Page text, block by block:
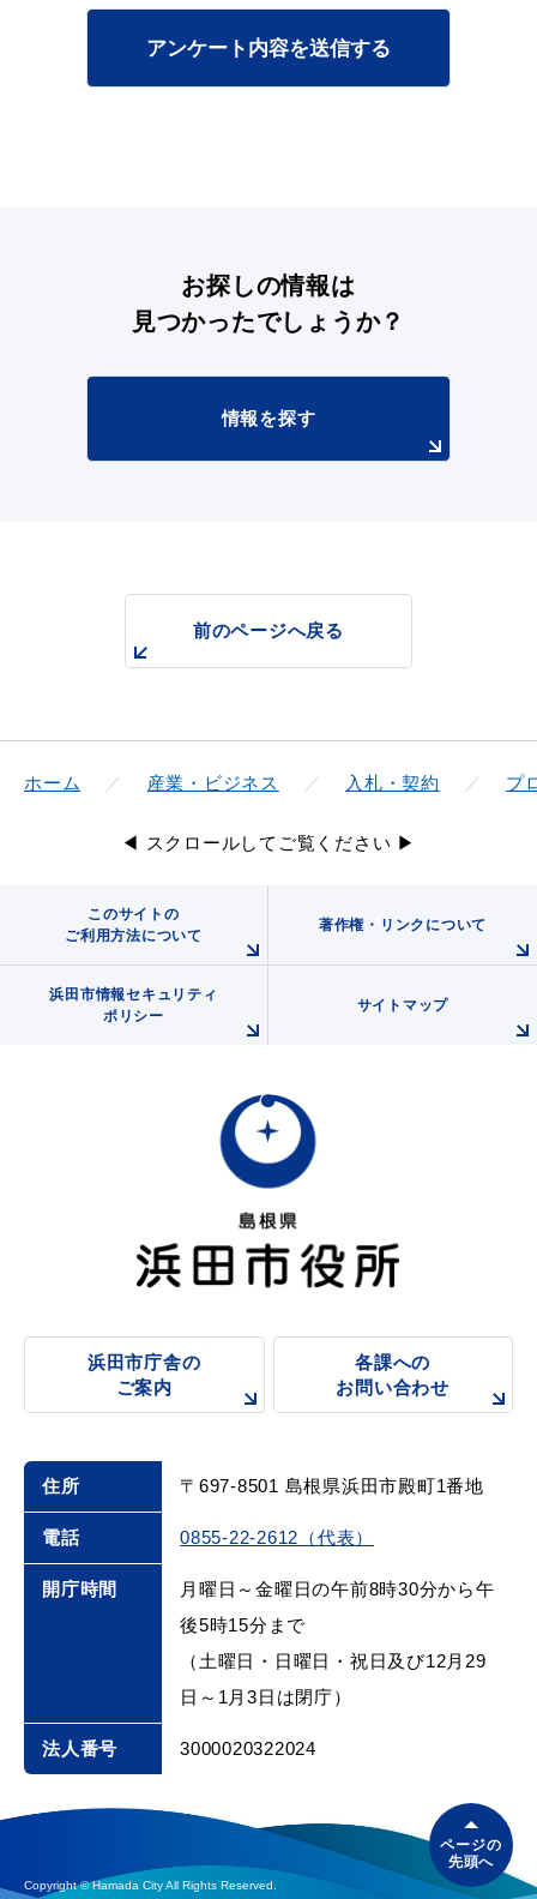
アンケート内容を送信する
お探しの情報は
見つかったでしょうか？
情報を探す
前のページへ戻る
ホーム 産業・ビジネス 入札・契約 プ
◀ スクロールしてご覧ください ▶
このサイトの
ご利用方法について
著作権・リンクについて
浜田市情報セキュリティ
ポリシー
サイトマップ
浜田市庁舎の
ご案内
各課への
お問い合わせ
住所 〒697-8501 島根県浜田市殿町1番地
電話 0855-22-2612（代表）
開庁時間
月曜日～金曜日の午前8時30分から午
後5時15分まで
（土曜日・日曜日・祝日及び12月29
日～1月3日は閉庁）
法人番号 3000020322024
Copyright © Hamada City All Rights Reserved.
ページの
先頭へ